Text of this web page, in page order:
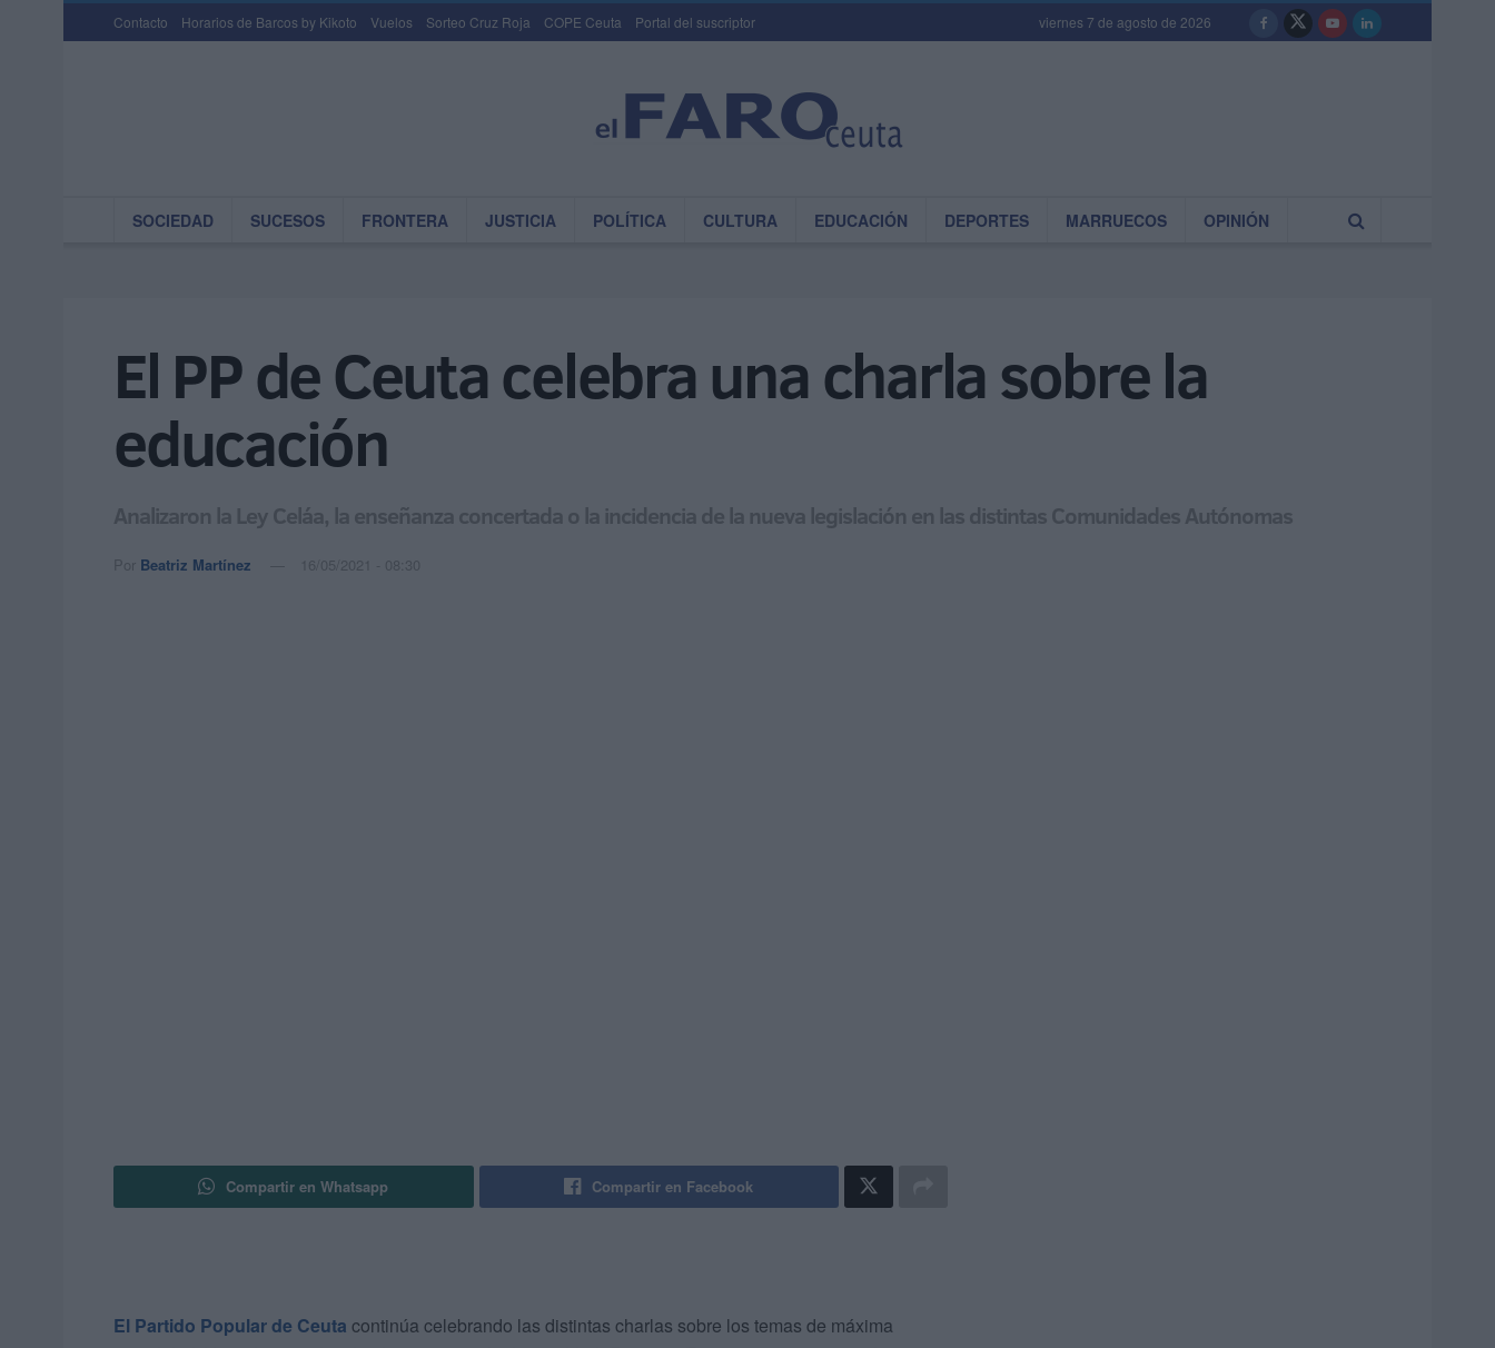
Contacto Horarios de Barcos by Kikoto Vuelos Sorteo Cruz Roja COPE Ceuta Portal del suscriptor viernes 7 de agosto de 2026
SOCIEDAD SUCESOS FRONTERA JUSTICIA POLÍTICA CULTURA EDUCACIÓN DEPORTES MARRUECOS OPINIÓN
El PP de Ceuta celebra una charla sobre la
educación
Analizaron la Ley Celáa, la enseñanza concertada o la incidencia de la nueva legislación en las distintas Comunidades Autónomas
Por Beatriz Martínez 16/05/2021 - 08:30
Compartir en Whatsapp Compartir en Facebook
El Partido Popular de Ceuta continúa celebrando las distintas charlas sobre los temas de máxima